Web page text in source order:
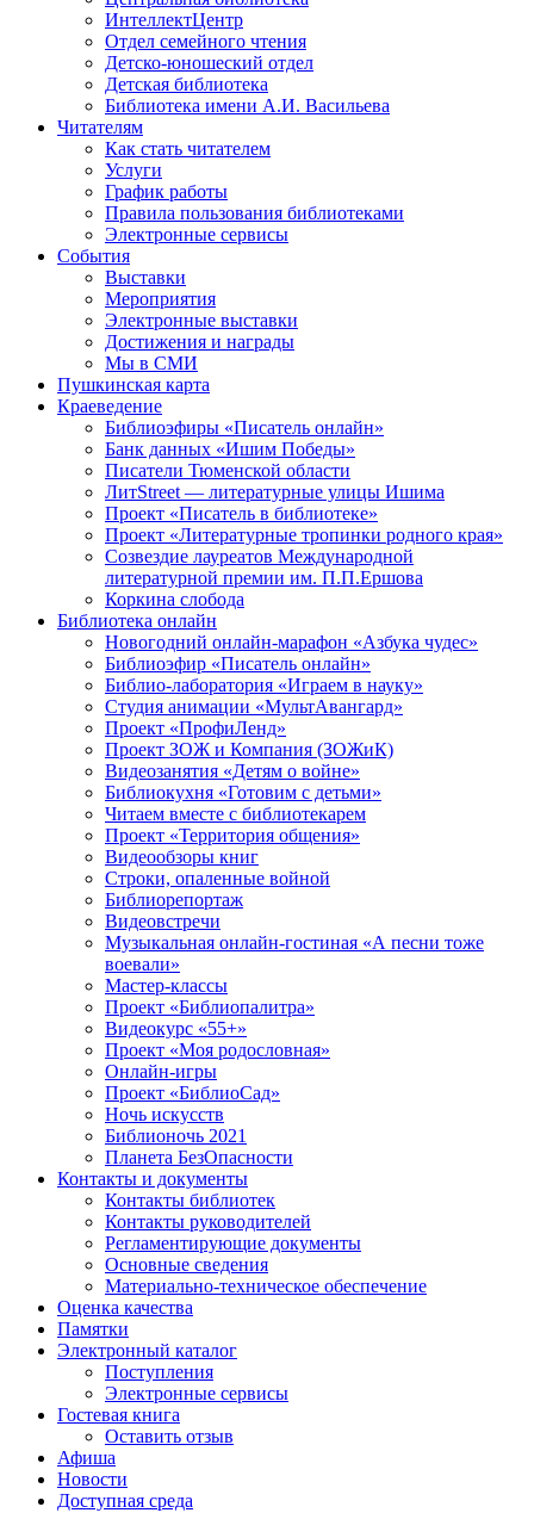
ИнтеллектЦентр
Отдел семейного чтения
Детско-юношеский отдел
Детская библиотека
Библиотека имени А.И. Васильева
Читателям
Как стать читателем
Услуги
График работы
Правила пользования библиотеками
Электронные сервисы
События
Выставки
Мероприятия
Электронные выставки
Достижения и награды
Мы в СМИ
Пушкинская карта
Краеведение
Библиоэфиры «Писатель онлайн»
Банк данных «Ишим Победы»
Писатели Тюменской области
ЛитStreet — литературные улицы Ишима
Проект «Писатель в библиотеке»
Проект «Литературные тропинки родного края»
Созвездие лауреатов Международной
литературной премии им. П.П.Ершова
Коркина слобода
Библиотека онлайн
Новогодний онлайн-марафон «Азбука чудес»
Библиоэфир «Писатель онлайн»
Библио-лаборатория «Играем в науку»
Студия анимации «МультАвангард»
Проект «ПрофиЛенд»
Проект ЗОЖ и Компания (ЗОЖиК)
Видеозанятия «Детям о войне»
Библиокухня «Готовим с детьми»
Читаем вместе с библиотекарем
Проект «Территория общения»
Видеообзоры книг
Строки, опаленные войной
Библиорепортаж
Видеовстречи
Музыкальная онлайн-гостиная «А песни тоже
воевали»
Мастер-классы
Проект «Библиопалитра»
Видеокурс «55+»
Проект «Моя родословная»
Онлайн-игры
Проект «БиблиоСад»
Ночь искусств
Библионочь 2021
Планета БезОпасности
Контакты и документы
Контакты библиотек
Контакты руководителей
Регламентирующие документы
Основные сведения
Материально-техническое обеспечение
Оценка качества
Памятки
Электронный каталог
Поступления
Электронные сервисы
Гостевая книга
Оставить отзыв
Афиша
Новости
Доступная среда